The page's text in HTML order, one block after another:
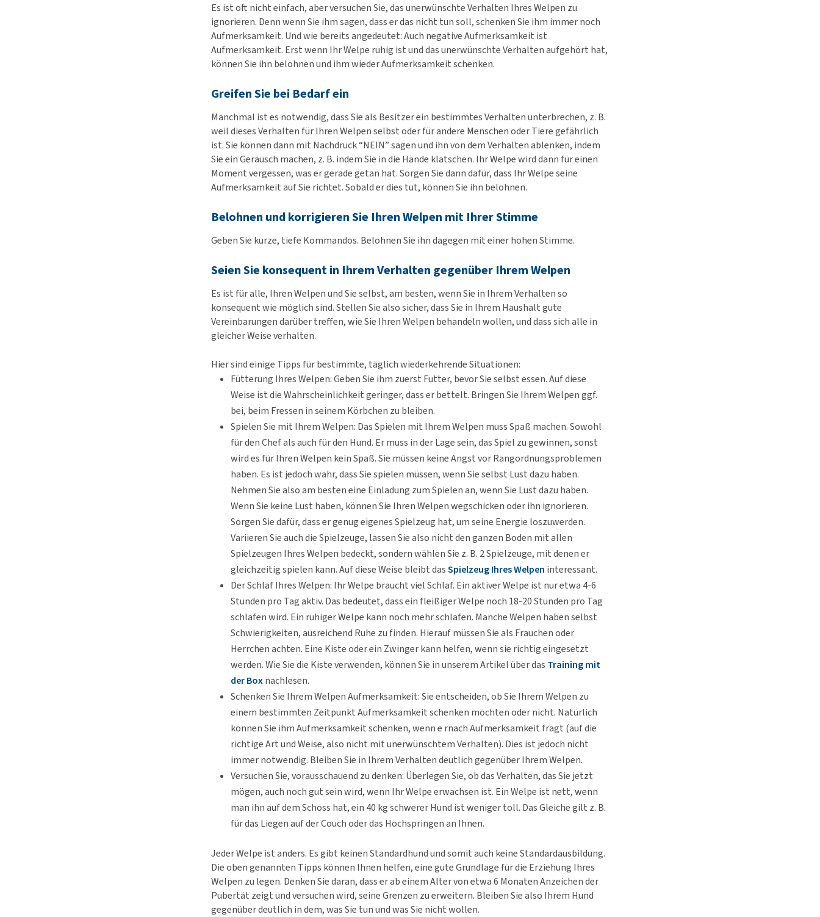
Es ist oft nicht einfach, aber versuchen Sie, das unerwünschte Verhalten Ihres Welpen zu
ignorieren. Denn wenn Sie ihm sagen, dass er das nicht tun soll, schenken Sie ihm immer noch
Aufmerksamkeit. Und wie bereits angedeutet: Auch negative Aufmerksamkeit ist
Aufmerksamkeit. Erst wenn Ihr Welpe ruhig ist und das unerwünschte Verhalten aufgehört hat,
können Sie ihn belohnen und ihm wieder Aufmerksamkeit schenken.
Greifen Sie bei Bedarf ein
Manchmal ist es notwendig, dass Sie als Besitzer ein bestimmtes Verhalten unterbrechen, z. B.
weil dieses Verhalten für Ihren Welpen selbst oder für andere Menschen oder Tiere gefährlich
ist. Sie können dann mit Nachdruck “NEIN” sagen und ihn von dem Verhalten ablenken, indem
Sie ein Geräusch machen, z. B. indem Sie in die Hände klatschen. Ihr Welpe wird dann für einen
Moment vergessen, was er gerade getan hat. Sorgen Sie dann dafür, dass Ihr Welpe seine
Aufmerksamkeit auf Sie richtet. Sobald er dies tut, können Sie ihn belohnen.
Belohnen und korrigieren Sie Ihren Welpen mit Ihrer Stimme
Geben Sie kurze, tiefe Kommandos. Belohnen Sie ihn dagegen mit einer hohen Stimme.
Seien Sie konsequent in Ihrem Verhalten gegenüber Ihrem Welpen
Es ist für alle, Ihren Welpen und Sie selbst, am besten, wenn Sie in Ihrem Verhalten so
konsequent wie möglich sind. Stellen Sie also sicher, dass Sie in Ihrem Haushalt gute
Vereinbarungen darüber treffen, wie Sie Ihren Welpen behandeln wollen, und dass sich alle in
gleicher Weise verhalten.
Hier sind einige Tipps für bestimmte, täglich wiederkehrende Situationen:
Fütterung Ihres Welpen: Geben Sie ihm zuerst Futter, bevor Sie selbst essen. Auf diese
Weise ist die Wahrscheinlichkeit geringer, dass er bettelt. Bringen Sie Ihrem Welpen ggf.
bei, beim Fressen in seinem Körbchen zu bleiben.
Spielen Sie mit Ihrem Welpen: Das Spielen mit Ihrem Welpen muss Spaß machen. Sowohl
für den Chef als auch für den Hund. Er muss in der Lage sein, das Spiel zu gewinnen, sonst
wird es für Ihren Welpen kein Spaß. Sie müssen keine Angst vor Rangordnungsproblemen
haben. Es ist jedoch wahr, dass Sie spielen müssen, wenn Sie selbst Lust dazu haben.
Nehmen Sie also am besten eine Einladung zum Spielen an, wenn Sie Lust dazu haben.
Wenn Sie keine Lust haben, können Sie Ihren Welpen wegschicken oder ihn ignorieren.
Sorgen Sie dafür, dass er genug eigenes Spielzeug hat, um seine Energie loszuwerden.
Variieren Sie auch die Spielzeuge, lassen Sie also nicht den ganzen Boden mit allen
Spielzeugen Ihres Welpen bedeckt, sondern wählen Sie z. B. 2 Spielzeuge, mit denen er
gleichzeitig spielen kann. Auf diese Weise bleibt dasSpielzeug Ihres Welpen interessant.
Der Schlaf Ihres Welpen: Ihr Welpe braucht viel Schlaf. Ein aktiver Welpe ist nur etwa 4-6
Stunden pro Tag aktiv. Das bedeutet, dass ein fleißiger Welpe noch 18-20 Stunden pro Tag
schlafen wird. Ein ruhiger Welpe kann noch mehr schlafen. Manche Welpen haben selbst
Schwierigkeiten, ausreichend Ruhe zu finden. Hierauf müssen Sie als Frauchen oder
Herrchen achten. Eine Kiste oder ein Zwinger kann helfen, wenn sie richtig eingesetzt
werden. Wie Sie die Kiste verwenden, können Sie in unserem Artikel über das Training mit
der Boxnachlesen.
Schenken Sie Ihrem Welpen Aufmerksamkeit: Sie entscheiden, ob Sie Ihrem Welpen zu
einem bestimmten Zeitpunkt Aufmerksamkeit schenken möchten oder nicht. Natürlich
können Sie ihm Aufmerksamkeit schenken, wenn e rnach Aufmerksamkeit fragt (auf die
richtige Art und Weise, also nicht mit unerwünschtem Verhalten). Dies ist jedoch nicht
immer notwendig. Bleiben Sie in Ihrem Verhalten deutlich gegenüber Ihrem Welpen.
Versuchen Sie, vorausschauend zu denken: Überlegen Sie, ob das Verhalten, das Sie jetzt
mögen, auch noch gut sein wird, wenn Ihr Welpe erwachsen ist. Ein Welpe ist nett, wenn
man ihn auf dem Schoss hat, ein 40 kg schwerer Hund ist weniger toll. Das Gleiche gilt z. B.
für das Liegen auf der Couch oder das Hochspringen an Ihnen.
Jeder Welpe ist anders. Es gibt keinen Standardhund und somit auch keine Standardausbildung.
Die oben genannten Tipps können Ihnen helfen, eine gute Grundlage für die Erziehung Ihres
Welpen zu legen. Denken Sie daran, dass er ab einem Alter von etwa 6 Monaten Anzeichen der
Pubertät zeigt und versuchen wird, seine Grenzen zu erweitern. Bleiben Sie also Ihrem Hund
gegenüber deutlich in dem, was Sie tun und was Sie nicht wollen.